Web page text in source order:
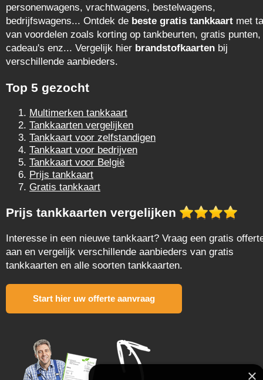
personenwagens, vrachtwagens, bestelwagens,
bedrijfswagens... Ontdek de beste gratis tankkaart met
van voordelen zoals korting op tankbeurten, gratis punten,
cadeau's enz... Vergelijk hier brandstofkaarten bij
verschillende aanbieders.
Top 5 gezocht
Multimerken tankkaart
Tankkaarten vergelijken
Tankkaart voor zelfstandigen
Tankkaart voor bedrijven
Tankkaart voor België
Prijs tankkaart
Gratis tankkaart
Prijs tankkaarten vergelijken
Interesse in een nieuwe tankkaart? Vraag een gratis
aan en vergelijk verschillende aanbieders van gratis
tankkaarten en alle soorten tankkaarten.
Start hier uw offerte aanvraag
×